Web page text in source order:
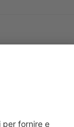
chimici e oli
per la singola